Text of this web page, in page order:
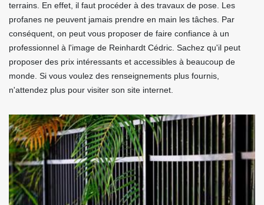
terrains. En effet, il faut procéder à des travaux de pose. Les
profanes ne peuvent jamais prendre en main les tâches. Par
conséquent, on peut vous proposer de faire confiance à un
professionnel à l'image de Reinhardt Cédric. Sachez qu'il peut
proposer des prix intéressants et accessibles à beaucoup de
monde. Si vous voulez des renseignements plus fournis,
n'attendez plus pour visiter son site internet.